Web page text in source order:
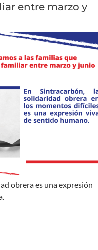
entre marzo y
obrera es una expresión